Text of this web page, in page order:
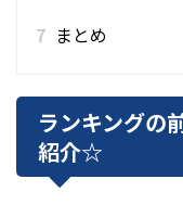
7 まとめ
ランキングの
紹介☆